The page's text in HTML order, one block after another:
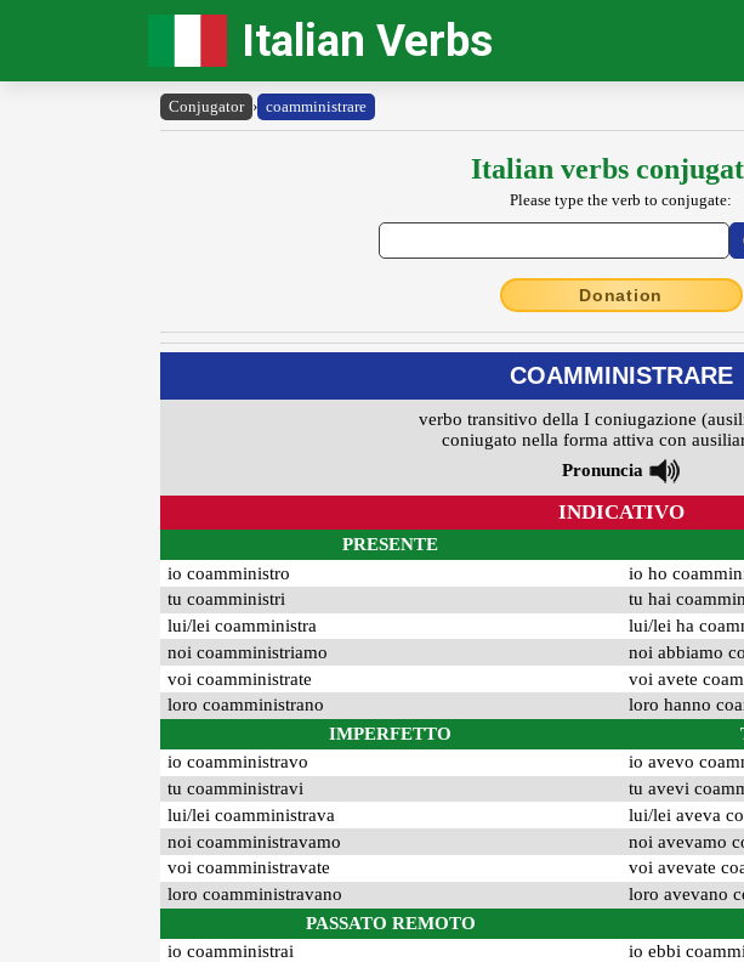
Italian Verbs
Conjugator › coamministrare
Italian verbs
Please type the verb to conjugate:
Donation
COAMMINISTRARE
verbo transitivo della I coniugazione
coniugato nella forma attiva con
Pronuncia
INDICATIVO
PRESENTE
io coamministro
tu coamministri
lui/lei coamministra
noi coamministriamo
voi coamministrate
loro coamministrano
IMPERFETTO
io coamministravo
tu coamministravi
lui/lei coamministrava
noi coamministravamo
voi coamministravate
loro coamministravano
PASSATO REMOTO
io coamministrai
io ho
tu hai
lui/lei ha
noi abbiamo
voi avete
loro hanno
io avevo
tu avevi
lui/lei aveva
noi avevamo
voi avevate
loro avevano
io ebbi